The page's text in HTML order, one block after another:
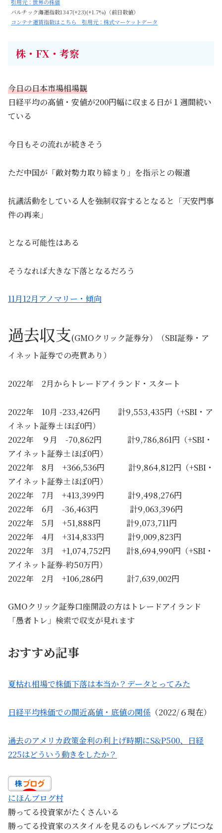
引用元：世界の株価
バルチック海運指数1347(+23)(+1.7%)（前日数値）
コンテナ運賃指数はこちら 引用元：株式マーケットデータ
株・FX・考察
今日の日本市場相場観
日経平均の高値・安値が200円幅に収まる日が１週間続い
ている
今日もその流れが続きそう
ただ中国が「敵対勢力取り締まり」を指示との報道
抗議活動をしている人を強制収容するとなると「天安門事
件の再来」
となる可能性はある
そうなれば大きな下落となるだろう
11月12月アノマリー・傾向
過去収支(GMOクリック証券分）（SBI証券・ア
イネット証券での売買あり）
2022年 2月からトレードアイランド・スタート
2022年 10月 -233,426円 計9,553,435円（+SBI・ア
イネット証券±ほぼ0円）
2022年 ９月 -70,862円 計9,786,861円（+SBI・
アイネット証券±ほぼ0円）
2022年 8月 +366,536円 計9,864,812円（+SBI・
アイネット証券±ほぼ0円）
2022年 7月 +413,399円 計9,498,276円
2022年 6月 -36,463円 計9,063,396円
2022年 5月 +51,888円 計9,073,711円
2022年 4月 +314,833円 計9,009,823円
2022年 3月 +1,074,752円 計8,694,990円（+SBI・
アイネット証券-約50万円）
2022年 2月 +106,286円 計7,639,002円
GMOクリック証券口座開設の方はトレードアイランド
「愚者トレ」検索で収支が見れます
おすすめ記事
夏枯れ相場で株価下落は本当か？データとってみた
日経平均株価での間近高値・底値の関係 （2022/６現在）
過去のアメリカ政策金利の利上げ時期にS&P500、日経
225はどういう動きをしたか？
にほんブログ村
勝ってる投資家がたくさんいる
勝ってる投資家のスタイルを見るのもレベルアップにつな